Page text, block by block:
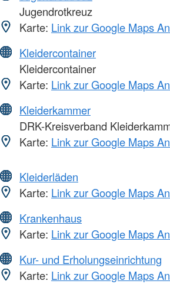
Jugendrotkreuz
Karte: Link zur Google Maps
Kleidercontainer
Kleidercontainer
Karte: Link zur Google Maps
Kleiderkammer
DRK-Kreisverband
Karte: Link zur Google Maps
Kleiderläden
Karte: Link zur Google Maps
Krankenhaus
Karte: Link zur Google Maps
Kur- und Erholungseinrichtung
Karte: Link zur Google Maps